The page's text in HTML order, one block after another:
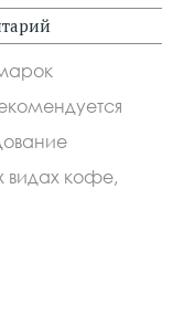
видах кофе,